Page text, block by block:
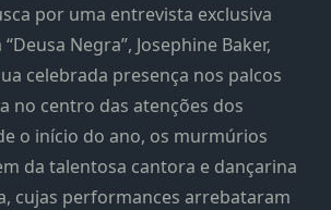
por uma entrevista exclusiva
Negra”, Josephine Baker,
celebrada presença nos palcos
no centro das atenções dos
o início do ano, os murmúrios
da talentosa cantora e dançarina
cujas performances arrebataram